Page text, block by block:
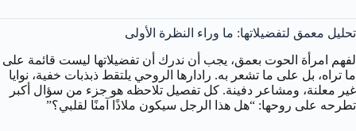
تحليل معمق لتفضيلاتها: ما وراء النظرة الأولى
لفهم امرأة الحوت بعمق، يجب أن ندرك أن تفضيلاتها ليست قائمة على
ما تراه، بل على ما تشعر به. رادارها الروحي يلتقط ذبذبات خفية، نوايا
غير معلنة، ومشاعر دفينة. كل تفصيل تلاحظه هو جزء من سؤال أكبر
تطرحه على روحها: “هل هذا الرجل سيكون ملاذًا آمنًا لقلبي؟”